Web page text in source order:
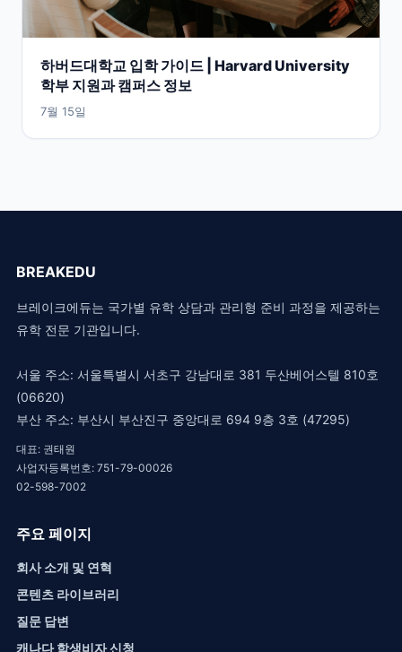
하버드대학교 입학 가이드 | Harvard University
학부 지원과 캠퍼스 정보
7월 15일
BREAKEDU
브레이크에듀는 국가별 유학 상담과 관리형 준비 과정을 제공하는
유학 전문 기관입니다.
서울 주소: 서울특별시 서초구 강남대로 381 두산베어스텔 810호
(06620)
부산 주소: 부산시 부산진구 중앙대로 694 9층 3호 (47295)
대표: 권태원
사업자등록번호: 751-79-00026
02-598-7002
주요 페이지
회사 소개 및 연혁
콘텐츠 라이브러리
질문 답변
캐나다 학생비자 신청